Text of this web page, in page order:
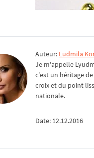
Auteur: Ludmila
Je m'appelle
c'est un héritage
croix et du point
nationale.
Date: 12.12.2016